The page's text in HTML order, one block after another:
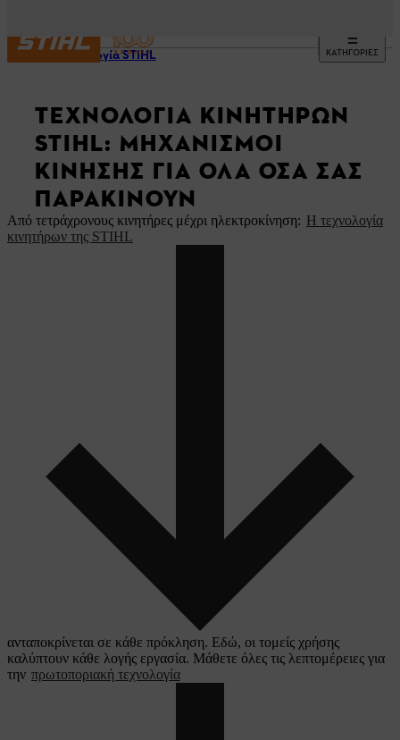
ΚΑΤΗΓΟΡΙΕΣ
Τεχνολογία STIHL
ΤΕΧΝΟΛΟΓΊΑ ΚΙΝΗΤΉΡΩΝ
STIHL: ΜΗΧΑΝΙΣΜΟΊ
ΚΊΝΗΣΗΣ ΓΙΑ ΌΛΑ ΌΣΑ ΣΑΣ
ΠΑΡΑΚΙΝΟΎΝ
Από τετράχρονους κινητήρες μέχρι ηλεκτροκίνηση: Η τεχνολογία
κινητήρων της STIHL
ανταποκρίνεται σε κάθε πρόκληση. Εδώ, οι τομείς χρήσης
καλύπτουν κάθε λογής εργασία. Μάθετε όλες τις λεπτομέρειες για
την πρωτοποριακή τεχνολογία